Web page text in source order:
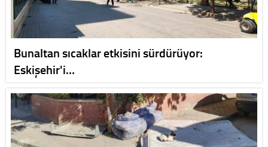
Bunaltan sıcaklar etkisini sürdürüyor:
Eskişehir'i…